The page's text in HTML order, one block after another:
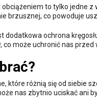
to tylko jedne
brzusznej, co powoduje
ochrona
może uchronić nas
które różnią się od siebie
nas zbytnio uciskać ani